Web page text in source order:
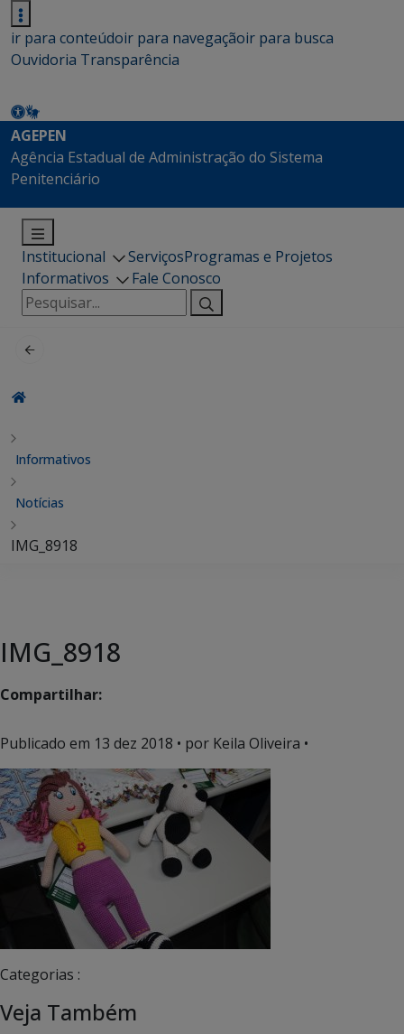
ir para conteúdoir para navegaçãoir para busca
Ouvidoria Transparência
AGEPEN
Agência Estadual de Administração do Sistema
Penitenciário
Institucional ServiçosProgramas e Projetos
Informativos
Fale Conosco
Pesquisar
por:
Informativos
Notícias
IMG_8918
IMG_8918
Compartilhar:
Publicado em 13 dez 2018 • por Keila Oliveira •
Categorias :
Veja Também